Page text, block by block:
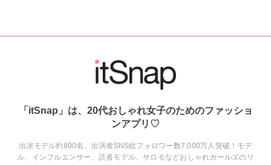
「itSnap」は、20代おしゃれ女子のためのファッショ
ンアプリ♡
出演モデル約800名、出演者SNS総フォロワー数7,000万人突破！モデ
ル、インフルエンサー、読者モデル、サロモなどおしゃれガールズのリ